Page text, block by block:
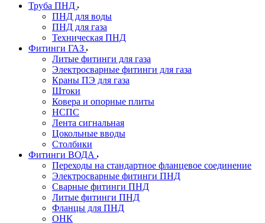
Труба ПНД
ПНД для воды
ПНД для газа
Техническая ПНД
Фитинги ГАЗ
Литые фитинги для газа
Электросварные фитинги для газа
Краны ПЭ для газа
Штоки
Ковера и опорные плиты
НСПС
Лента сигнальная
Цокольные вводы
Столбики
Фитинги ВОДА
Переходы на стандартное фланцевое соединение
Электросварные фитинги ПНД
Сварные фитинги ПНД
Литые фитинги ПНД
Фланцы для ПНД
ОНК